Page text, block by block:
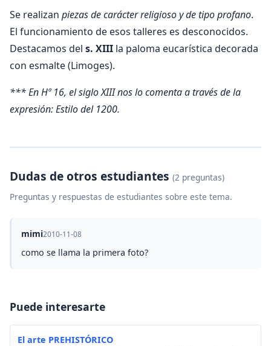
Se realizan piezas de carácter religioso y de tipo profano.
El funcionamiento de esos talleres es desconocidos.
Destacamos del s. XIII la paloma eucarística decorada
con esmalte (Limoges).
*** En Hª 16, el siglo XIII nos lo comenta a través de la
expresión: Estilo del 1200.
Dudas de otros estudiantes (2 preguntas)
Preguntas y respuestas de estudiantes sobre este tema.
mimi2010-11-08
como se llama la primera foto?
Puede interesarte
El arte PREHISTÓRICO